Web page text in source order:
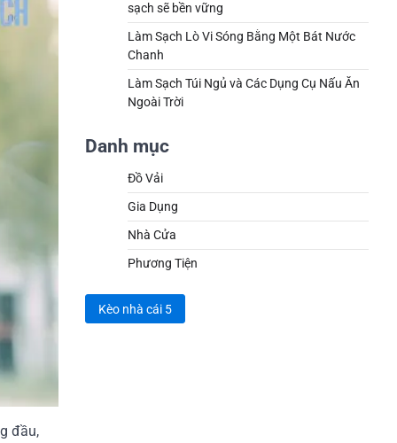
đầu,
sạch sẽ bền vững
Làm Sạch Lò Vi Sóng Bằng Một Bát Nước
Chanh
Làm Sạch Túi Ngủ và Các Dụng Cụ Nấu Ăn
Ngoài Trời
Danh mục
Đồ Vải
Gia Dụng
Nhà Cửa
Phương Tiện
Kèo nhà cái 5